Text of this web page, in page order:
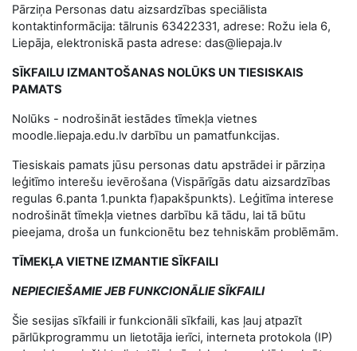
Pārziņa Personas datu aizsardzības speciālista
kontaktinformācija: tālrunis 63422331, adrese: Rožu iela 6,
Liepāja, elektroniskā pasta adrese: das@liepaja.lv
SĪKFAILU IZMANTOŠANAS NOLŪKS UN TIESISKAIS
PAMATS
Nolūks - nodrošināt iestādes tīmekļa vietnes
moodle.liepaja.edu.lv darbību un pamatfunkcijas.
Tiesiskais pamats jūsu personas datu apstrādei ir pārziņa
leģitīmo interešu ievērošana (Vispārīgās datu aizsardzības
regulas 6.panta 1.punkta f)apakšpunkts). Leģitīma interese
nodrošināt tīmekļa vietnes darbību kā tādu, lai tā būtu
pieejama, droša un funkcionētu bez tehniskām problēmām.
TĪMEKĻA VIETNE IZMANTIE SĪKFAILI
NEPIECIEŠAMIE JEB FUNKCIONĀLIE SĪKFAILI
Šie sesijas sīkfaili ir funkcionāli sīkfaili, kas ļauj atpazīt
pārlūkprogrammu un lietotāja ierīci, interneta protokola (IP)